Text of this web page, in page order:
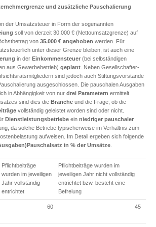
und zusätzliche Pauschalierung
der Umsatzsteuer in Form der sogenannten
soll von derzeit 30.000 € (Nettoumsatzgrenze) auf
von 35.000 € angehoben werden. Für
unter dieser Grenze bleiben, ist auch eine
in der Einkommensteuer (bei selbständigen
aus Gewerbebetrieb) geplant . Neben Gesellschafter-
sind jedoch auch Stiftungsvorstände
ausgeschlossen. Die pauschalen Ausgaben
in Abhängigkeit von nur drei Parametern ermittelt.
sind dies die Branche und die Frage, ob die
vollständig geleistet worden sind oder nicht.
Dienstleistungsbetriebe ein niedriger pauschaler
da solche Betriebe typischerweise im Verhältnis zum
aufweisen. Im Detail ergeben sich folgende
in % der Umsätze
Pflichtbeiträge
wurden im jeweiligen
Jahr vollständig
entrichtet
Pflichtbeiträge wurden im
jeweiligen Jahr nicht vollständig
entrichtet bzw. besteht eine
Befreiung
60 45